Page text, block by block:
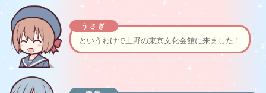
うさぎ
というわけで上野の東京文化会館に来ました！